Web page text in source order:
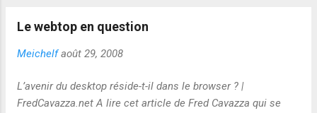
Le webtop en question
Meichelf août 29, 2008
L’avenir du desktop réside-t-il dans le browser ? |
FredCavazza.net A lire cet article de Fred Cavazza qui se